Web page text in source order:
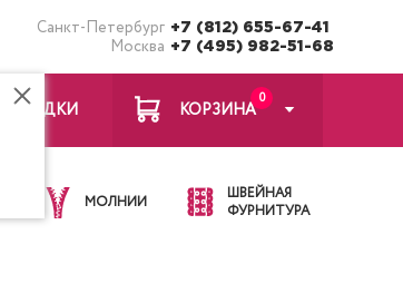
Санкт-Петербург +7 (812) 655-67-41
Москва +7 (495) 982-51-68
ЗАКЛАДКИ
0
КОРЗИНА
МОЛНИИ
ШВЕЙНАЯ
ФУРНИТУРА